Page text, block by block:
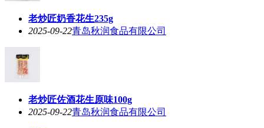
老炒匠奶香花生235g
2025-09-22青岛秋润食品有限公司
老炒匠佐酒花生原味100g
2025-09-22青岛秋润食品有限公司